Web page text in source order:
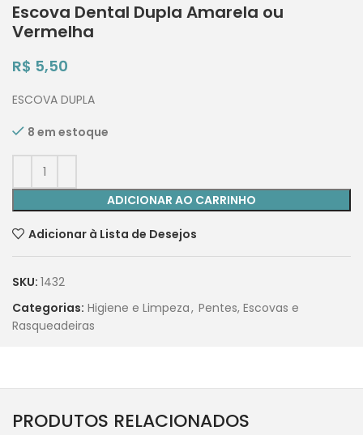
Escova Dental Dupla Amarela ou
Vermelha
R$ 5,50
ESCOVA DUPLA
8 em estoque
ADICIONAR AO CARRINHO
Adicionar à Lista de Desejos
SKU: 1432
Categorias: Higiene e Limpeza, Pentes, Escovas e
Rasqueadeiras
PRODUTOS RELACIONADOS